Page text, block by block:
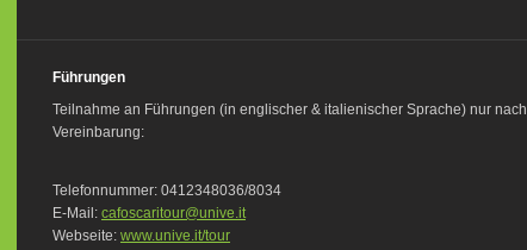
Führungen
Teilnahme an Führungen (in englischer & italienischer Sprache) nur nach
Vereinbarung:
Telefonnummer: 0412348036/8034
E-Mail: cafoscaritour@unive.it
Webseite: www.unive.it/tour